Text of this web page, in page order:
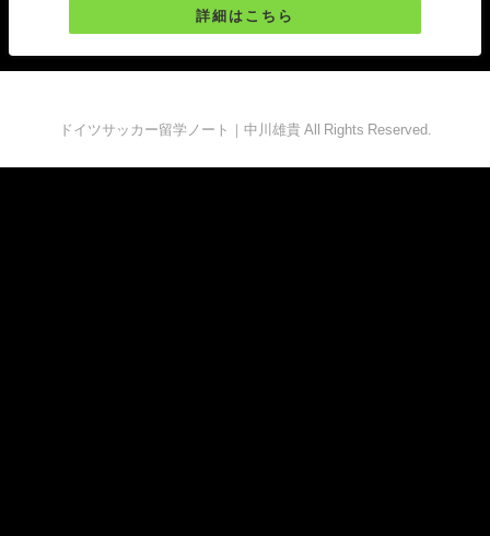
詳細はこちら
ドイツサッカー留学ノート｜中川雄貴 All Rights Reserved.